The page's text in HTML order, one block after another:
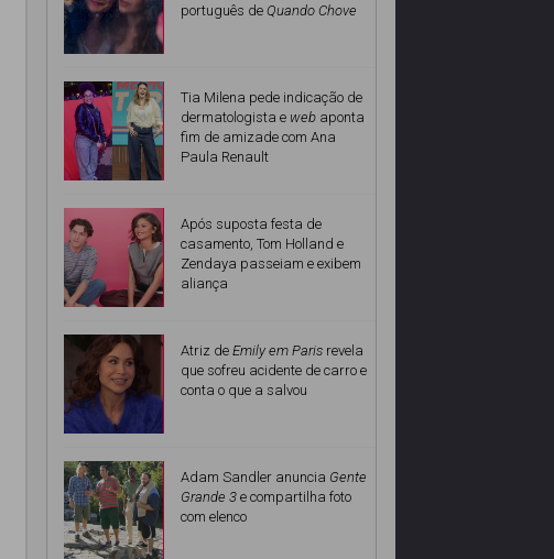
português de Quando Chove
Tia Milena pede indicação de
dermatologista e web aponta
fim de amizade com Ana
Paula Renault
Após suposta festa de
casamento, Tom Holland e
Zendaya passeiam e exibem
aliança
Atriz de Emily em Paris revela
que sofreu acidente de carro e
conta o que a salvou
Adam Sandler anuncia Gente
Grande 3 e compartilha foto
com elenco